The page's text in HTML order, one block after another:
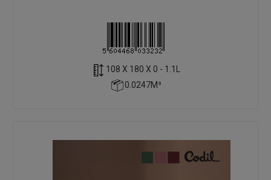
108 X 180 X 0 - 1.1L
0.0247M³